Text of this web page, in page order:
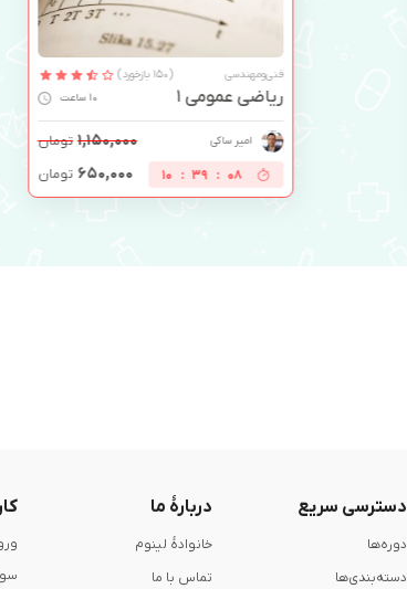
فنی‌ومهندسی (150 بازخورد)
ریاضی عمومی 1 10 ساعت
امیر ساکی ۱,۱۵۰,۰۰۰ تومان
07
:
39
:
10 ۶۵۰,۰۰۰ تومان
دسترسی سریع
دوره‌ها
دسته‌بندی‌ها
دربارۀ ما
خانوادۀ لینوم
تماس با ما